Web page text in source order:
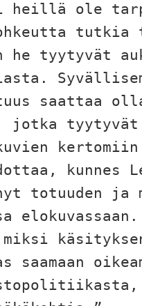
heillä ole
tutkia
tyytyvät
saattaa olla
tyytyvät
kunnes
totuuden ja